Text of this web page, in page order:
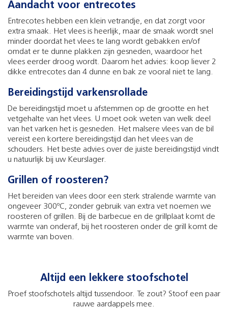
Aandacht voor entrecotes
Entrecotes hebben een klein vetrandje, en dat zorgt voor
extra smaak. Het vlees is heerlijk, maar de smaak wordt snel
minder doordat het vlees te lang wordt gebakken en/of
omdat er te dunne plakken zijn gesneden, waardoor het
vlees eerder droog wordt. Daarom het advies: koop liever 2
dikke entrecotes dan 4 dunne en bak ze vooral niet te lang.
Bereidingstijd varkensrollade
De bereidingstijd moet u afstemmen op de grootte en het
vetgehalte van het vlees. U moet ook weten van welk deel
van het varken het is gesneden. Het malsere vlees van de bil
vereist een kortere bereidingstijd dan het vlees van de
schouders. Het beste advies over de juiste bereidingstijd vindt
u natuurlijk bij uw Keurslager.
Grillen of roosteren?
Het bereiden van vlees door een sterk stralende warmte van
ongeveer 300ºC, zonder gebruik van extra vet noemen we
roosteren of grillen. Bij de barbecue en de grillplaat komt de
warmte van onderaf, bij het roosteren onder de grill komt de
warmte van boven.
Altijd een lekkere stoofschotel
Proef stoofschotels altijd tussendoor. Te zout? Stoof een paar
rauwe aardappels mee.